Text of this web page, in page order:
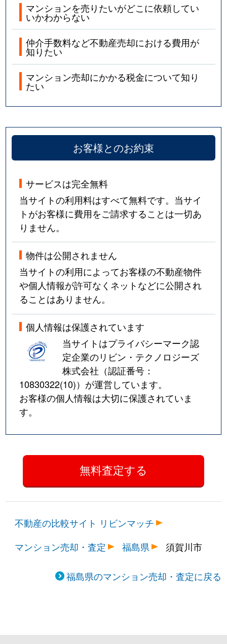
マンションを売りたいがどこに依頼してい
いかわからない
仲介手数料など不動産売却における費用が
知りたい
マンション売却にかかる税金について知り
たい
お客様とのお約束
サービスは完全無料
当サイトの利用料はすべて無料です。当サイ
トがお客様に費用をご請求することは一切あ
りません。
物件は公開されません
当サイトの利用によってお客様の不動産物件
や個人情報が許可なくネットなどに公開され
ることはありません。
個人情報は保護されています
当サイトはプライバシーマーク認
定企業のリビン・テクノロジーズ
株式会社（認証番号：
10830322(10)）が運営しています。
お客様の個人情報は大切に保護されていま
す。
不動産の比較サイト リビンマッチ
マンション売却・査定
福島県 須賀川市
福島県のマンション売却・査定に戻る